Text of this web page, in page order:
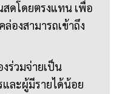
สดโดยตรงแทน เพื่อ
องสามารถเข้าถึง
ร่วมจ่ายเป็น
ละผู้มีรายได้น้อย